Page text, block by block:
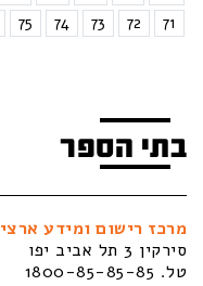
71
72
73
74
75
בתי הספר
מרכז רישום ומידע ארצי
סירקין 3 תל אביב יפו
טל. 1800-85-85-85